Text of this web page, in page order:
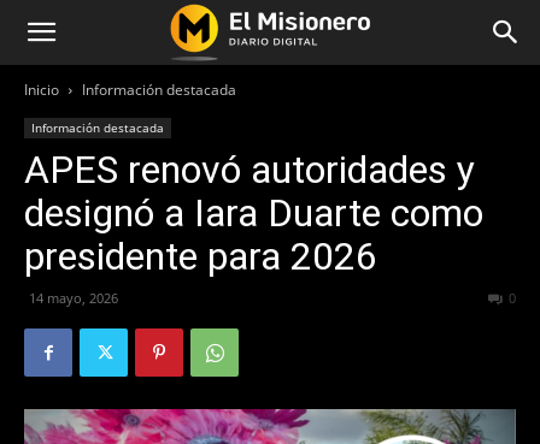
Inicio Información destacada
Información destacada
APES renovó autoridades y
designó a Iara Duarte como
presidente para 2026
14 mayo, 2026 0